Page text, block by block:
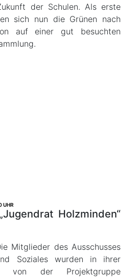
der Schulen. Als erste
sich nun die Grünen nach
auf einer gut besuchten
UHR
Holzminden“
Mitglieder des Ausschusses
Soziales wurden in ihrer
von der Projektgruppe